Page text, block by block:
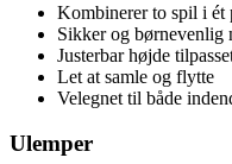
Kombinerer to spil i ét
Sikker og børnevenlig
Justerbar højde
Let at samle og flytte
Velegnet til både
Ulemper